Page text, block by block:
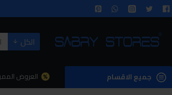
الكل
جميع الاقسام العروض